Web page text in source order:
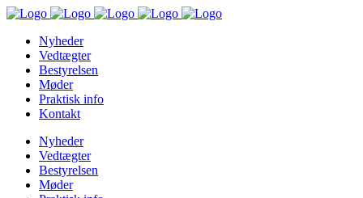
Nyheder
Vedtægter
Bestyrelsen
Møder
Praktisk info
Kontakt
Nyheder
Vedtægter
Bestyrelsen
Møder